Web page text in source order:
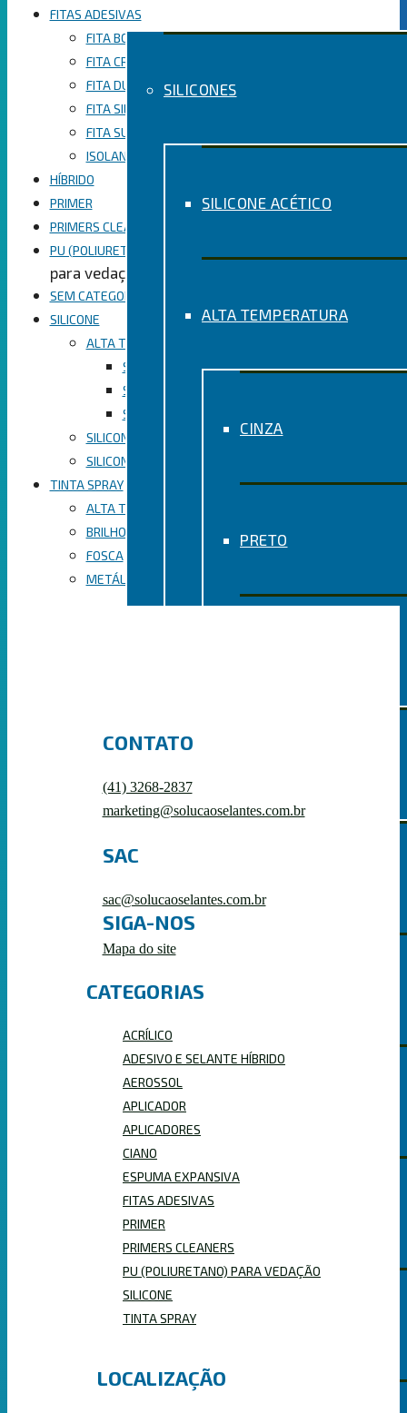
SILICONES
SILICONE ACÉTICO
ALTA TEMPERATURA
CINZA
PRETO
ACRÍLICOS
POLIURETANOS
PRIMERS CLEANERS
FITAS ADESIVAS
FITA BOPP EMPACOTAMENTO
FITA CREPE USO GERAL
FITA DUPLA FACE
FITA SILVER TAPE
FITA SUPER MASCARAMENTO
ISOLANTE
HÍBRIDO
PRIMER
PRIMERS CLEANERS
PU (POLIURETANO)
para vedação
SEM CATEGORIA
SILICONE
ALTA TEMPERATURA
SILICONE PARA ALTA TEMPERATURA CINZA
SILICONE PARA ALTA TEMPERATURA PRETO
SILICONE PARA ALTA TEMPERATURA VERMELHO
SILICONE ACÉTICO
SILICONE NEUTRO
TINTA SPRAY
ALTA TEMPERATURA
BRILHO
FOSCA
METÁLICA
CONTATO
(41) 3268-2837
marketing@solucaoselantes.com.br
SAC
sac@solucaoselantes.com.br
SIGA-NOS
Mapa do site
CATEGORIAS
ACRÍLICO
ADESIVO E SELANTE HÍBRIDO
AEROSSOL
APLICADOR
APLICADORES
CIANO
ESPUMA EXPANSIVA
FITAS ADESIVAS
PRIMER
PRIMERS CLEANERS
PU (POLIURETANO) PARA VEDAÇÃO
SILICONE
TINTA SPRAY
LOCALIZAÇÃO